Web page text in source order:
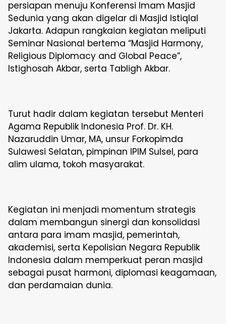
persiapan menuju Konferensi Imam Masjid
Sedunia yang akan digelar di Masjid Istiqlal
Jakarta. Adapun rangkaian kegiatan meliputi
Seminar Nasional bertema “Masjid Harmony,
Religious Diplomacy and Global Peace”,
Istighosah Akbar, serta Tabligh Akbar.
Turut hadir dalam kegiatan tersebut Menteri
Agama Republik Indonesia Prof. Dr. KH.
Nazaruddin Umar, MA, unsur Forkopimda
Sulawesi Selatan, pimpinan IPIM Sulsel, para
alim ulama, tokoh masyarakat.
Kegiatan ini menjadi momentum strategis
dalam membangun sinergi dan konsolidasi
antara para imam masjid, pemerintah,
akademisi, serta Kepolisian Negara Republik
Indonesia dalam memperkuat peran masjid
sebagai pusat harmoni, diplomasi keagamaan,
dan perdamaian dunia.